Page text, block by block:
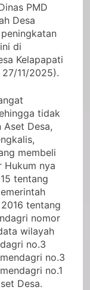
PMD
Desa
di
Kelapapati
11/2025).
tidak
Aset Desa,
membeli
Hukum nya
tentang
tentang
nomor
wilayah
no.3
no.3
no.1
Desa.